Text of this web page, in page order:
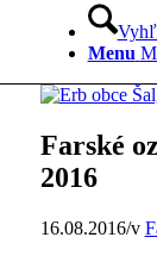
Menu
Farské
2016
16.08.2016/v